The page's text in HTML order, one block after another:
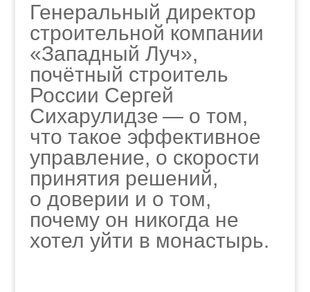
Генеральный директор
строительной компании
«Западный Луч»,
почётный строитель
России Сергей
Сихарулидзе — о том,
что такое эффективное
управление, о скорости
принятия решений,
о доверии и о том,
почему он никогда не
хотел уйти в монастырь.